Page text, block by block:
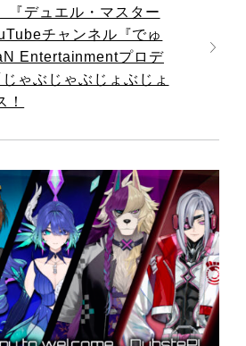
『デュエル・マスター
チャンネル『でゅ
Entertainmentプロデ
ゃぶじゃぶじょぶじょ
！